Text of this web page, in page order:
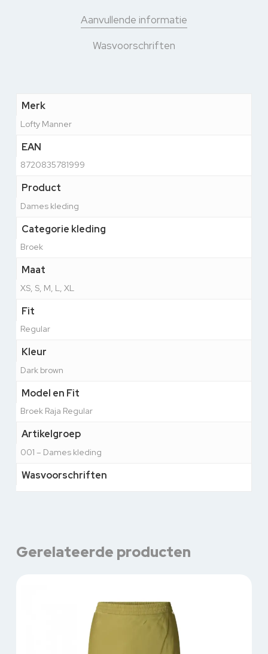
Aanvullende informatie
Wasvoorschriften
Merk
Lofty Manner
EAN
8720835781999
Product
Dames kleding
Categorie kleding
Broek
Maat
XS, S, M, L, XL
Fit
Regular
Kleur
Dark brown
Model en Fit
Broek Raja Regular
Artikelgroep
001 – Dames kleding
Wasvoorschriften
Gerelateerde producten